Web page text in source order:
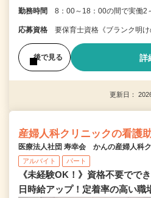
勤務時間 8：00～18：00の間で実働2
応募資格 要保育士資格《ブランク明け
後で見る 詳
更新日：
産婦人科クリニックの看護
医療法人社団 寿幸会 かんの産婦人科
アルバイト パート
《未経験OK！》資格不要でで
日時給アップ！定着率の高い職